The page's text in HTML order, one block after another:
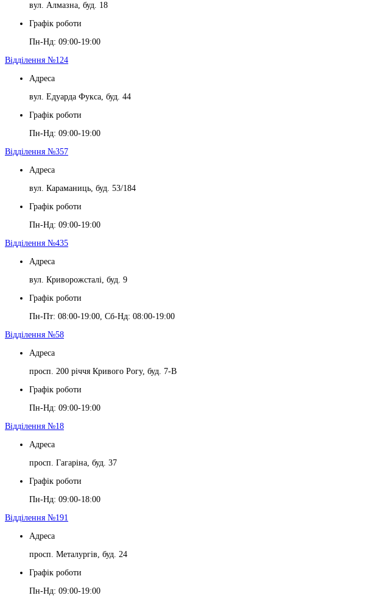
вул. Алмазна, буд. 18
Графік роботи
Пн-Нд: 09:00-19:00
Відділення №124
Адреса
вул. Едуарда Фукса, буд. 44
Графік роботи
Пн-Нд: 09:00-19:00
Відділення №357
Адреса
вул. Караманиць, буд. 53/184
Графік роботи
Пн-Нд: 09:00-19:00
Відділення №435
Адреса
вул. Криворожсталі, буд. 9
Графік роботи
Пн-Пт: 08:00-19:00, Сб-Нд: 08:00-19:00
Відділення №58
Адреса
просп. 200 річчя Кривого Рогу, буд. 7-В
Графік роботи
Пн-Нд: 09:00-19:00
Відділення №18
Адреса
просп. Гагаріна, буд. 37
Графік роботи
Пн-Нд: 09:00-18:00
Відділення №191
Адреса
просп. Металургів, буд. 24
Графік роботи
Пн-Нд: 09:00-19:00